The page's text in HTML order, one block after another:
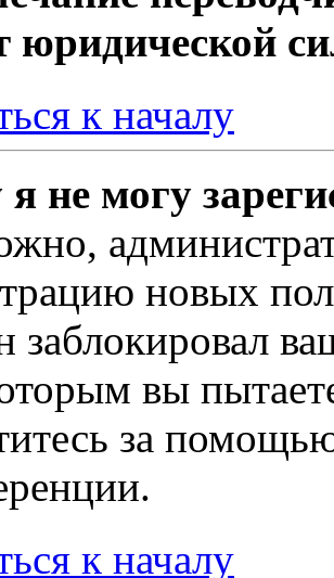
юридической
к началу
не могу
новых
заблокировал
вы
за
к началу